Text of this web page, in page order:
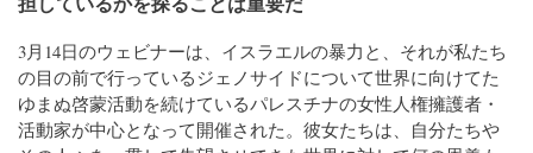
3月14日のウェビナーは、イスラエルの暴力と、それが私たち
の目の前で行っているジェノサイドについて世界に向けてた
ゆまぬ啓蒙活動を続けているパレスチナの女性人権擁護者・
活動家が中心となって開催された。彼女たちは、自分たちや